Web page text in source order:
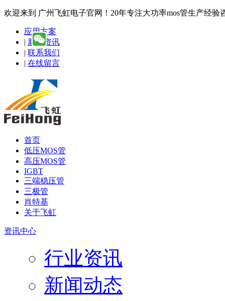
欢迎来到 广州飞虹电子官网！20年专注大功率mos管生产经验
应用方案
| 新闻资讯
| 联系我们
| 在线留言
首页
低压MOS管
高压MOS管
IGBT
三端稳压管
三极管
肖特基
关于飞虹
资讯中心
行业资讯
新闻动态